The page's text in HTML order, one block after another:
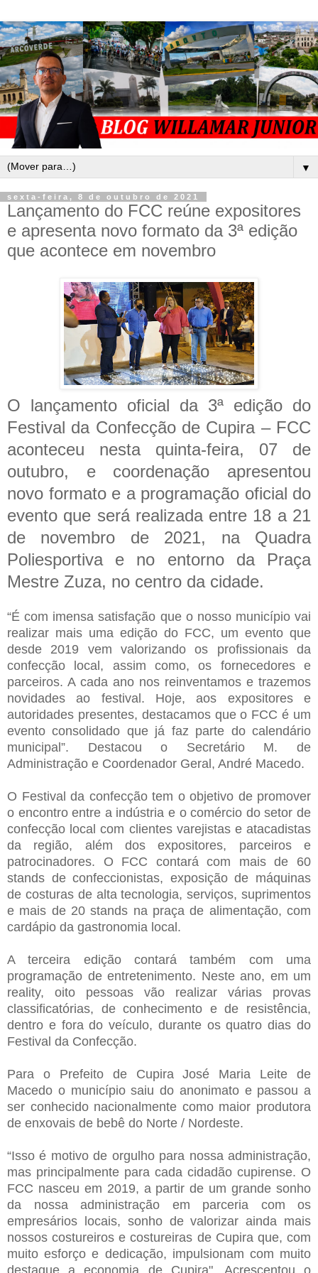
▼
sexta-feira, 8 de outubro de 2021
Lançamento do FCC reúne expositores
e apresenta novo formato da 3ª edição
que acontece em novembro
O lançamento oficial da 3ª edição do
Festival da Confecção de Cupira – FCC
aconteceu nesta quinta-feira, 07 de
outubro, e coordenação apresentou
novo formato e a programação oficial do
evento que será realizada entre 18 a 21
de novembro de 2021, na Quadra
Poliesportiva e no entorno da Praça
Mestre Zuza, no centro da cidade.
“É com imensa satisfação que o nosso município vai
realizar mais uma edição do FCC, um evento que
desde 2019 vem valorizando os profissionais da
confecção local, assim como, os fornecedores e
parceiros. A cada ano nos reinventamos e trazemos
novidades ao festival. Hoje, aos expositores e
autoridades presentes, destacamos que o FCC é um
evento consolidado que já faz parte do calendário
municipal”. Destacou o Secretário M. de
Administração e Coordenador Geral, André Macedo.
O Festival da confecção tem o objetivo de promover
o encontro entre a indústria e o comércio do setor de
confecção local com clientes varejistas e atacadistas
da região, além dos expositores, parceiros e
patrocinadores. O FCC contará com mais de 60
stands de confeccionistas, exposição de máquinas
de costuras de alta tecnologia, serviços, suprimentos
e mais de 20 stands na praça de alimentação, com
cardápio da gastronomia local.
A terceira edição contará também com uma
programação de entretenimento. Neste ano, em um
reality, oito pessoas vão realizar várias provas
classificatórias, de conhecimento e de resistência,
dentro e fora do veículo, durante os quatro dias do
Festival da Confecção.
Para o Prefeito de Cupira José Maria Leite de
Macedo o município saiu do anonimato e passou a
ser conhecido nacionalmente como maior produtora
de enxovais de bebê do Norte / Nordeste.
“Isso é motivo de orgulho para nossa administração,
mas principalmente para cada cidadão cupirense. O
FCC nasceu em 2019, a partir de um grande sonho
da nossa administração em parceria com os
empresários locais, sonho de valorizar ainda mais
nossos costureiros e costureiras de Cupira que, com
muito esforço e dedicação, impulsionam com muito
destaque a economia de Cupira". Acrescentou o